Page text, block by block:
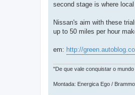
second stage is where
Nissan's aim with these
up to 50 miles per hour
em: http://
"De que vale conquistar o
Montada: Energica Ego /